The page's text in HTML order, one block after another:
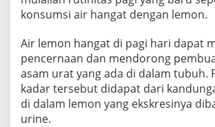
konsumsi air hangat dengan lemon.
Air lemon hangat di pagi hari dapat
pencernaan dan mendorong
asam urat yang ada di dalam tubuh.
kadar tersebut didapat dari
di dalam lemon yang ekskresinya
urine.